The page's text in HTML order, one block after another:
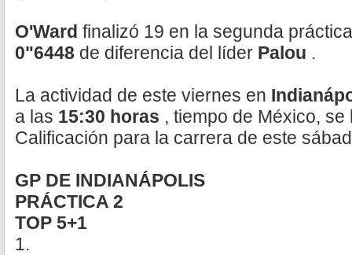
O'Ward finalizó 19 en la segunda
0"6448 de diferencia del líder Palou .
La actividad de este viernes en
a las 15:30 horas , tiempo de México,
Calificación para la carrera de este
GP DE INDIANÁPOLIS
PRÁCTICA 2
TOP 5+1
1.